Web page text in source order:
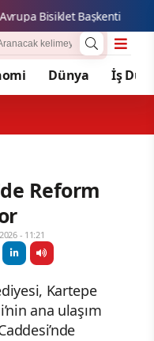
Bisiklet Başkenti
Dünya İş
Reform
- 11:21
Kartepe
ana ulaşım